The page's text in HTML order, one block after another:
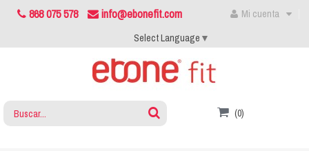
868 075 578 info@ebonefit.com
Mi cuenta
Select Language ▼
(0)